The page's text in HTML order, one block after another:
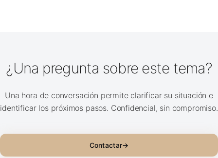
¿Una pregunta sobre este tema?
Una hora de conversación permite clarificar su situación e
identificar los próximos pasos. Confidencial, sin compromiso.
Contactar→